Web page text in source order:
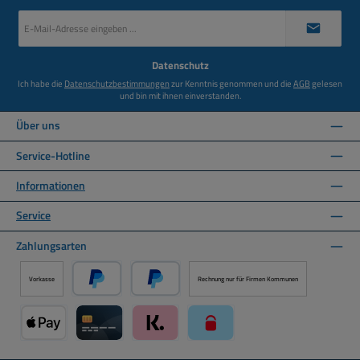
Mail-
Datenschutz
Ich habe die Datenschutzbestimmungenzur Kenntnis genommen und dieAGBgelesen
und bin mit ihnen einverstanden.
Über uns
Service-Hotline
Informationen
Service
Zahlungsarten
Vorkasse
PayPal Später Bezahlen über PayPal
Rechnung nur für Firmen Kommunen